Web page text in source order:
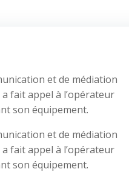
et de médiation
fait appel à l’opérateur
son équipement.
et de médiation
fait appel à l’opérateur
son équipement.